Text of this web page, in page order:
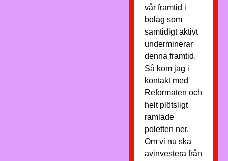
vår framtid i
bolag som
samtidigt aktivt
underminerar
denna framtid.
Så kom jag i
kontakt med
Reformaten och
helt plötsligt
ramlade
poletten ner.
Om vi nu ska
avinvestera från